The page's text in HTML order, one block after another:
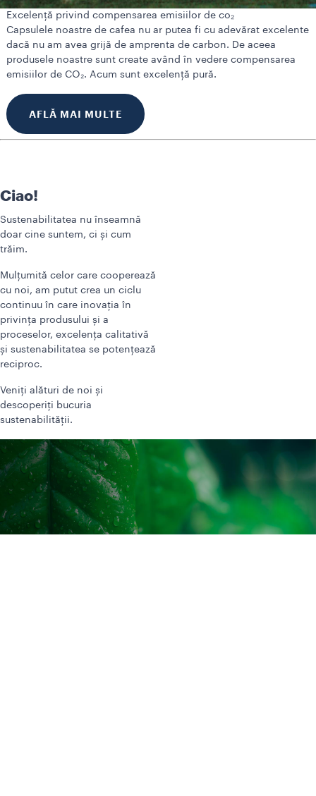
Excelență privind compensarea emisiilor de co₂
Capsulele noastre de cafea nu ar putea fi cu adevărat excelente
dacă nu am avea grijă de amprenta de carbon. De aceea
produsele noastre sunt create având în vedere compensarea
emisiilor de CO₂. Acum sunt excelență pură.
AFLĂ MAI MULTE
Ciao!
Sustenabilitatea nu înseamnă
doar cine suntem, ci și cum
trăim.
Mulțumită celor care cooperează
cu noi, am putut crea un ciclu
continuu în care inovația în
privința produsului și a
proceselor, excelența calitativă
și sustenabilitatea se potențează
reciproc.
Veniți alături de noi și
descoperiți bucuria
sustenabilității.